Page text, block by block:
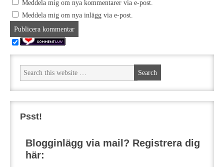
Meddela mig om nya kommentarer via e-post.
Meddela mig om nya inlägg via e-post.
Psst!
Blogginlägg via mail? Registrera dig
här: